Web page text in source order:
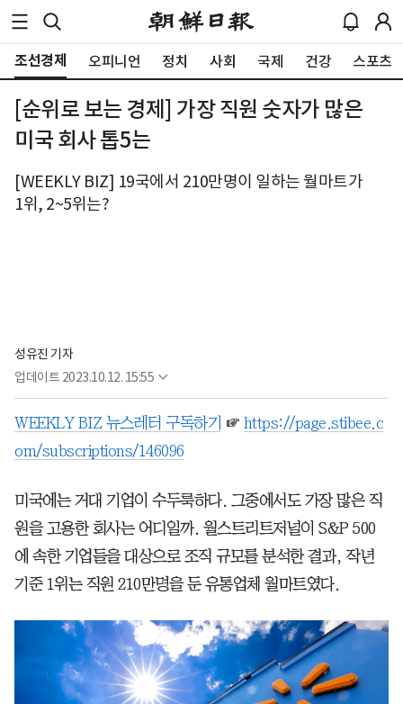
조선경제 오피니언 정치 사회 국제 건강 스포츠
[순위로 보는 경제] 가장 직원 숫자가 많은
미국 회사 톱5는
[WEEKLY BIZ] 19국에서 210만명이 일하는 월마트가
1위, 2~5위는?
성유진 기자
업데이트 2023.10.12. 15:55
WEEKLY BIZ 뉴스레터 구독하기 ☞ https://page.stibee.c
om/subscriptions/146096
미국에는 거대 기업이 수두룩하다. 그중에서도 가장 많은 직
원을 고용한 회사는 어디일까. 월스트리트저널이 S&P 500
에 속한 기업들을 대상으로 조직 규모를 분석한 결과, 작년
기준 1위는 직원 210만명을 둔 유통업체 월마트였다.